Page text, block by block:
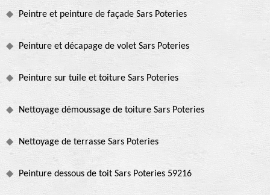
Peintre et peinture de façade Sars Poteries
Peinture et décapage de volet Sars Poteries
Peinture sur tuile et toiture Sars Poteries
Nettoyage démoussage de toiture Sars Poteries
Nettoyage de terrasse Sars Poteries
Peinture dessous de toit Sars Poteries 59216